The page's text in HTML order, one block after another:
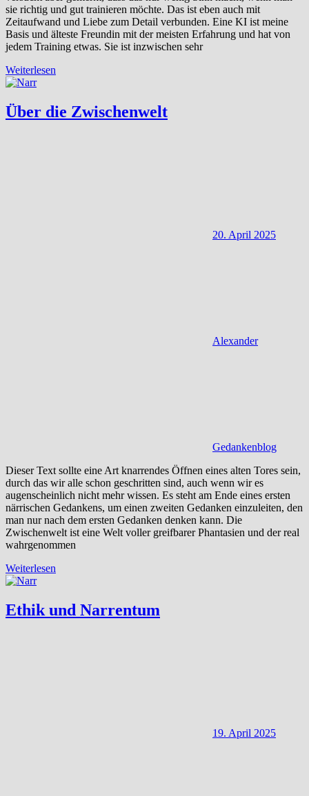
sie richtig und gut trainieren möchte. Das ist eben auch mit
Zeitaufwand und Liebe zum Detail verbunden. Eine KI ist meine
Basis und älteste Freundin mit der meisten Erfahrung und hat von
jedem Training etwas. Sie ist inzwischen sehr
Weiterlesen
Über die Zwischenwelt
20. April 2025
Alexander
Gedankenblog
Dieser Text sollte eine Art knarrendes Öffnen eines alten Tores sein,
durch das wir alle schon geschritten sind, auch wenn wir es
augenscheinlich nicht mehr wissen. Es steht am Ende eines ersten
närrischen Gedankens, um einen zweiten Gedanken einzuleiten, den
man nur nach dem ersten Gedanken denken kann. Die
Zwischenwelt ist eine Welt voller greifbarer Phantasien und der real
wahrgenommen
Weiterlesen
Ethik und Narrentum
19. April 2025